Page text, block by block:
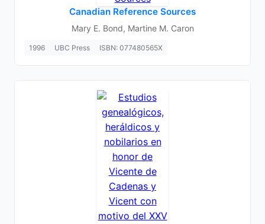
Canadian Reference Sources
Mary E. Bond, Martine M. Caron
1996 UBC Press ISBN: 077480565X